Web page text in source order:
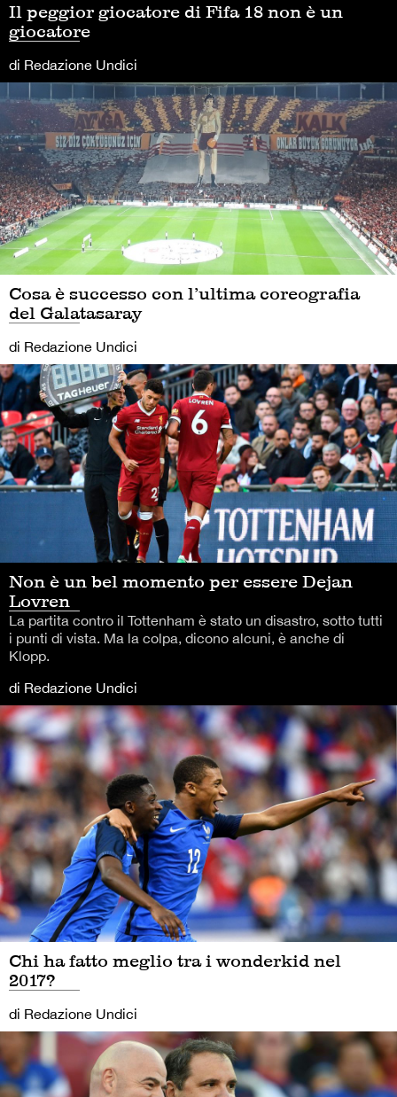
Il peggior giocatore di Fifa 18 non è un
giocatore
di Redazione Undici
Cosa è successo con l’ultima coreografia
del Galatasaray
di Redazione Undici
Non è un bel momento per essere Dejan
Lovren
La partita contro il Tottenham è stato un disastro, sotto tutti
i punti di vista. Ma la colpa, dicono alcuni, è anche di
Klopp.
di Redazione Undici
Chi ha fatto meglio tra i wonderkid nel
2017?
di Redazione Undici